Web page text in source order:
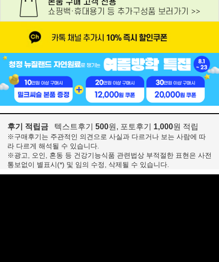
후기 적립금 텍스트후기 500원, 포토후기 1,000원 적립
※구매후기는 주관적인 의견으로 사실과 다르거나 보는 사람에 따
라 다르게 해석될 수 있습니다.
※광고, 오인, 혼동 등 건강기능식품 관련법상 부적절한 표현은 사전
통보없이 별표시(*) 및 임의 수정, 삭제될 수 있습니다.